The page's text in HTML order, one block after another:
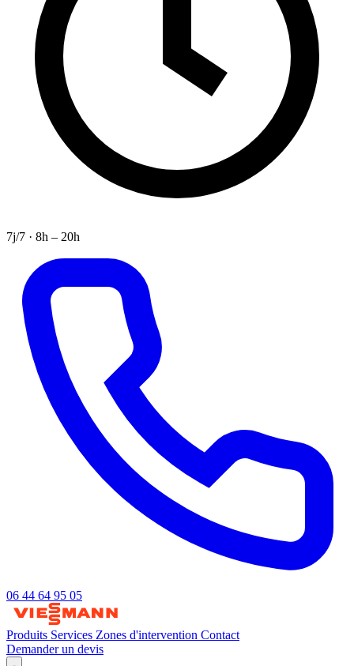
7j/7 · 8h – 20h
06 44 64 95 05
Produits Services Zones d'intervention Contact
Demander un devis